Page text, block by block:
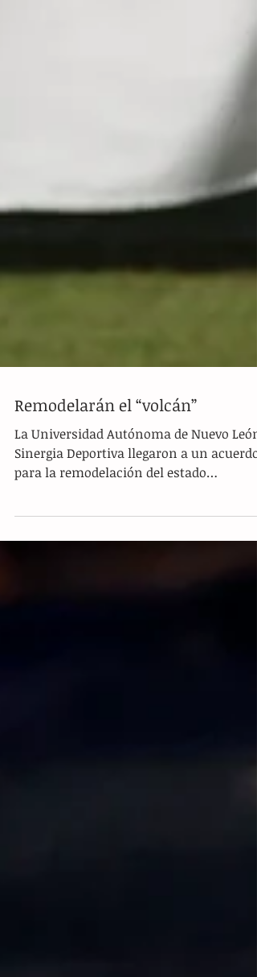
Remodelarán el “volcán”
La Universidad Autónoma de Nuevo León